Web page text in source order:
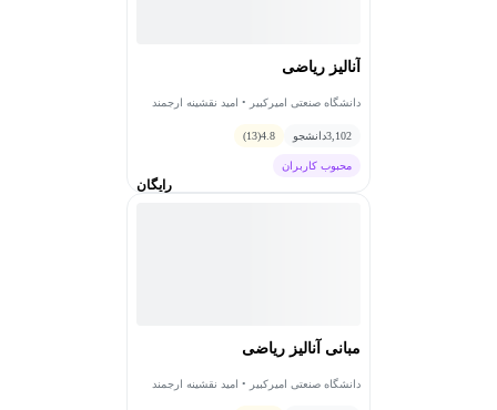
آنالیز ریاضی
دانشگاه صنعتی امیرکبیر • امید نقشینه ارجمند
3,102دانشجو 4.8
(13)
محبوب کاربران
رایگان
مبانی آنالیز ریاضی
دانشگاه صنعتی امیرکبیر • امید نقشینه ارجمند